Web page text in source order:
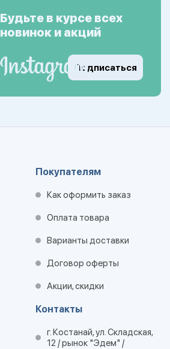
Будьте в курсе всех
новинок и акций
Подписаться
Покупателям
Как оформить заказ
Оплата товара
Варианты доставки
Договор оферты
Акции, скидки
Контакты
г. Костанай, ул. Складская,
12 / рынок "Эдем" /